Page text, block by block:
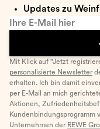
Updates zu
Ihre E-Mail hier
Mit Klick auf "Jetzt
personalisierte Newsletter
erhalten. Ich bin damit
per E-Mail an mich
Aktionen,
Kundenbindungsprogramm
Unternehmen der REWE